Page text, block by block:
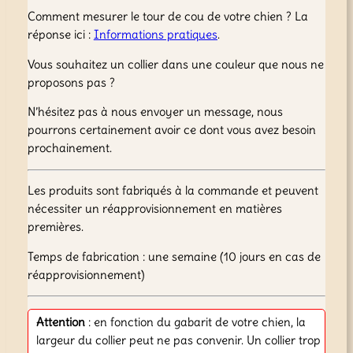
e
a
b
e
2
0
m
m
(
T
a
l
l
e
S
Comment mesurer le tour de cou de votre chien ? La
réponse ici : Informations pratiques.
Vous souhaitez un collier dans une couleur que nous ne
proposons pas ?
N’hésitez pas à nous envoyer un message, nous
pourrons certainement avoir ce dont vous avez besoin
prochainement.
Les produits sont fabriqués à la commande et peuvent
nécessiter un réapprovisionnement en matières
premières.
Temps de fabrication : une semaine (10 jours en cas de
réapprovisionnement)
Attention: en fonction du gabarit de votre chien, la
largeur du collier peut ne pas convenir. Un collier trop